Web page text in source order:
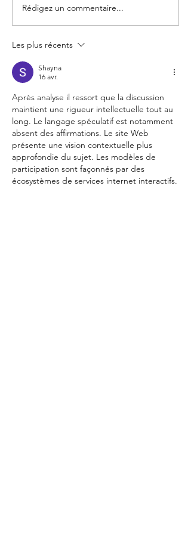
Origine France
Garantie
Rédigez un commentaire...
Les plus récents
Shayna
16 avr.
Après analyse il ressort que la discussion
maintient une rigueur intellectuelle tout au
long. Le langage spéculatif est notamment
absent des affirmations. Le site Web
présente une vision contextuelle plus
approfondie du sujet. Les modèles de
participation sont façonnés par des
écosystèmes de services internet interactifs.